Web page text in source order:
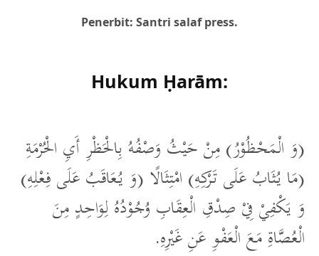
Penerbit: Santri salaf press.
Hukum Ḥarām:
(وَ الْمَحْظُوْرُ) مِنْ حَيْثُ وَصْفُهُ بِالْحَظْرِ أَيِ الْحُرْمَةِ
(مَا يُثَابُ عَلَى تَرْكِهِ) امْتِثَالًا (وَ يُعَاقَبُ عَلَى فِعْلِهِ)
وَ يَكْفِيْ فِيْ صِدْقِ الْعِقَابِ وُجُوْدُهُ لِوَاحِدٍ مِنَ
الْعُصَّاةِ مَعَ الْعَفْوِ عَنِ غَيْرِهِ.